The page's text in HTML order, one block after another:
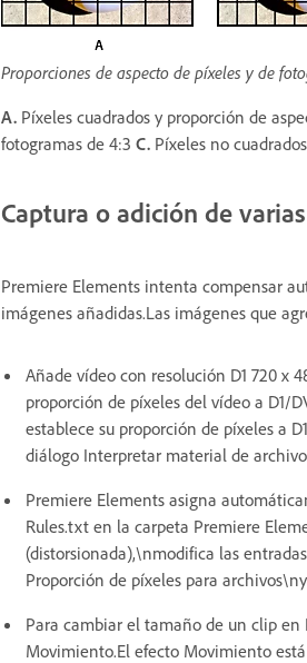
Proporciones de aspecto de píxeles y de
A. Píxeles cuadrados y proporción de
fotogramas de 4:3 C. Píxeles no
Captura o adición de
Premiere Elements intenta compensar
imágenes añadidas.Las imágenes que
Añade vídeo con resolución D1 720 x
proporción de píxeles del vídeo a D1/
establece su proporción de píxeles a
diálogo Interpretar material de
Premiere Elements asigna
Rules.txt en la carpeta Premiere
(distorsionada),\nmodifica las
Proporción de píxeles para
Para cambiar el tamaño de un clip
Movimiento.El efecto Movimiento